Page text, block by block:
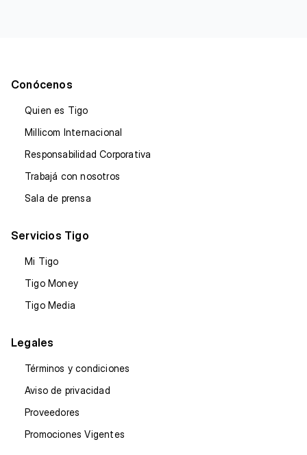
Conócenos
Quien es Tigo
Millicom Internacional
Responsabilidad Corporativa
Trabajá con nosotros
Sala de prensa
Servicios Tigo
Mi Tigo
Tigo Money
Tigo Media
Legales
Términos y condiciones
Aviso de privacidad
Proveedores
Promociones Vigentes